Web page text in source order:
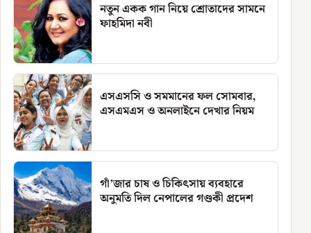
নতুন একক গান নিয়ে শ্রোতাদের সামনে
ফাহমিদা নবী
এসএসসি ও সমমানের ফল সোমবার,
এসএমএস ও অনলাইনে দেখার নিয়ম
গাঁ’জার চাষ ও চিকিৎসায় ব্যবহারে
অনুমতি দিল নেপালের গণ্ডকী প্রদেশ